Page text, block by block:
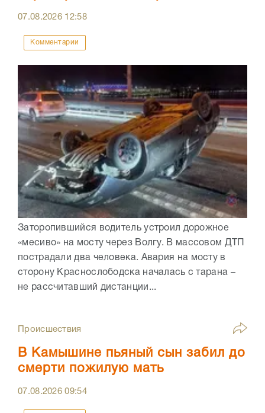
07.08.2026 12:58
Комментарии
Заторопившийся водитель устроил дорожное
«месиво» на мосту через Волгу. В массовом ДТП
пострадали два человека. Авария на мосту в
сторону Краснослободска началась с тарана –
не рассчитавший дистанции...
Происшествия
В Камышине пьяный сын забил до
смерти пожилую мать
07.08.202609:54